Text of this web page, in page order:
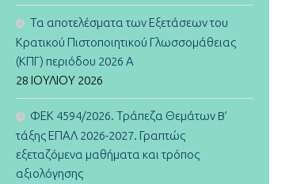
Τα αποτελέσματα των Εξετάσεων του
Κρατικού Πιστοποιητικού Γλωσσομάθειας
(ΚΠΓ) περιόδου 2026 Α
28 ΙΟΥΛΊΟΥ 2026
ΦΕΚ 4594/2026. Τράπεζα Θεμάτων B’
τάξης ΕΠΑΛ 2026-2027. Γραπτώς
εξεταζόμενα μαθήματα και τρόπος
αξιολόγησης